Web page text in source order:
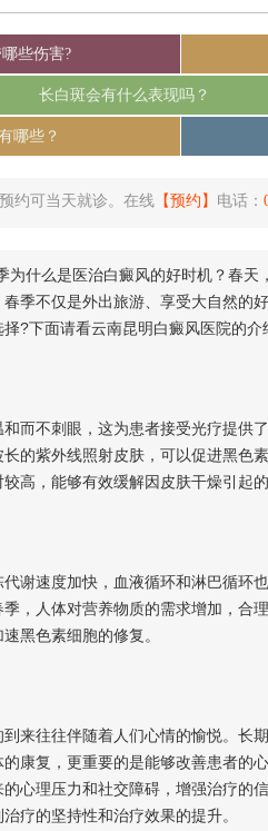
些伤害?
长白斑会有什么表现吗？
哪些？
约可当天就诊。在线 【预约】 电话：
为什么是医治白癜风的好时机？春
季不仅是外出旅游、享受大自然的
?下面请看云南昆明白癜风医院的介
不刺眼，这为患者接受光疗提供
的紫外线照射皮肤，可以促进黑色
高，能够有效缓解因皮肤干燥引起
速度加快，血液循环和淋巴循环
，人体对营养物质的需求增加，合
黑色素细胞的修复。
往往伴随着人们心情的愉悦。长
康复，更重要的是能够改善患者的
心理压力和社交障碍，增强治疗的
疗的坚持性和治疗效果的提升。